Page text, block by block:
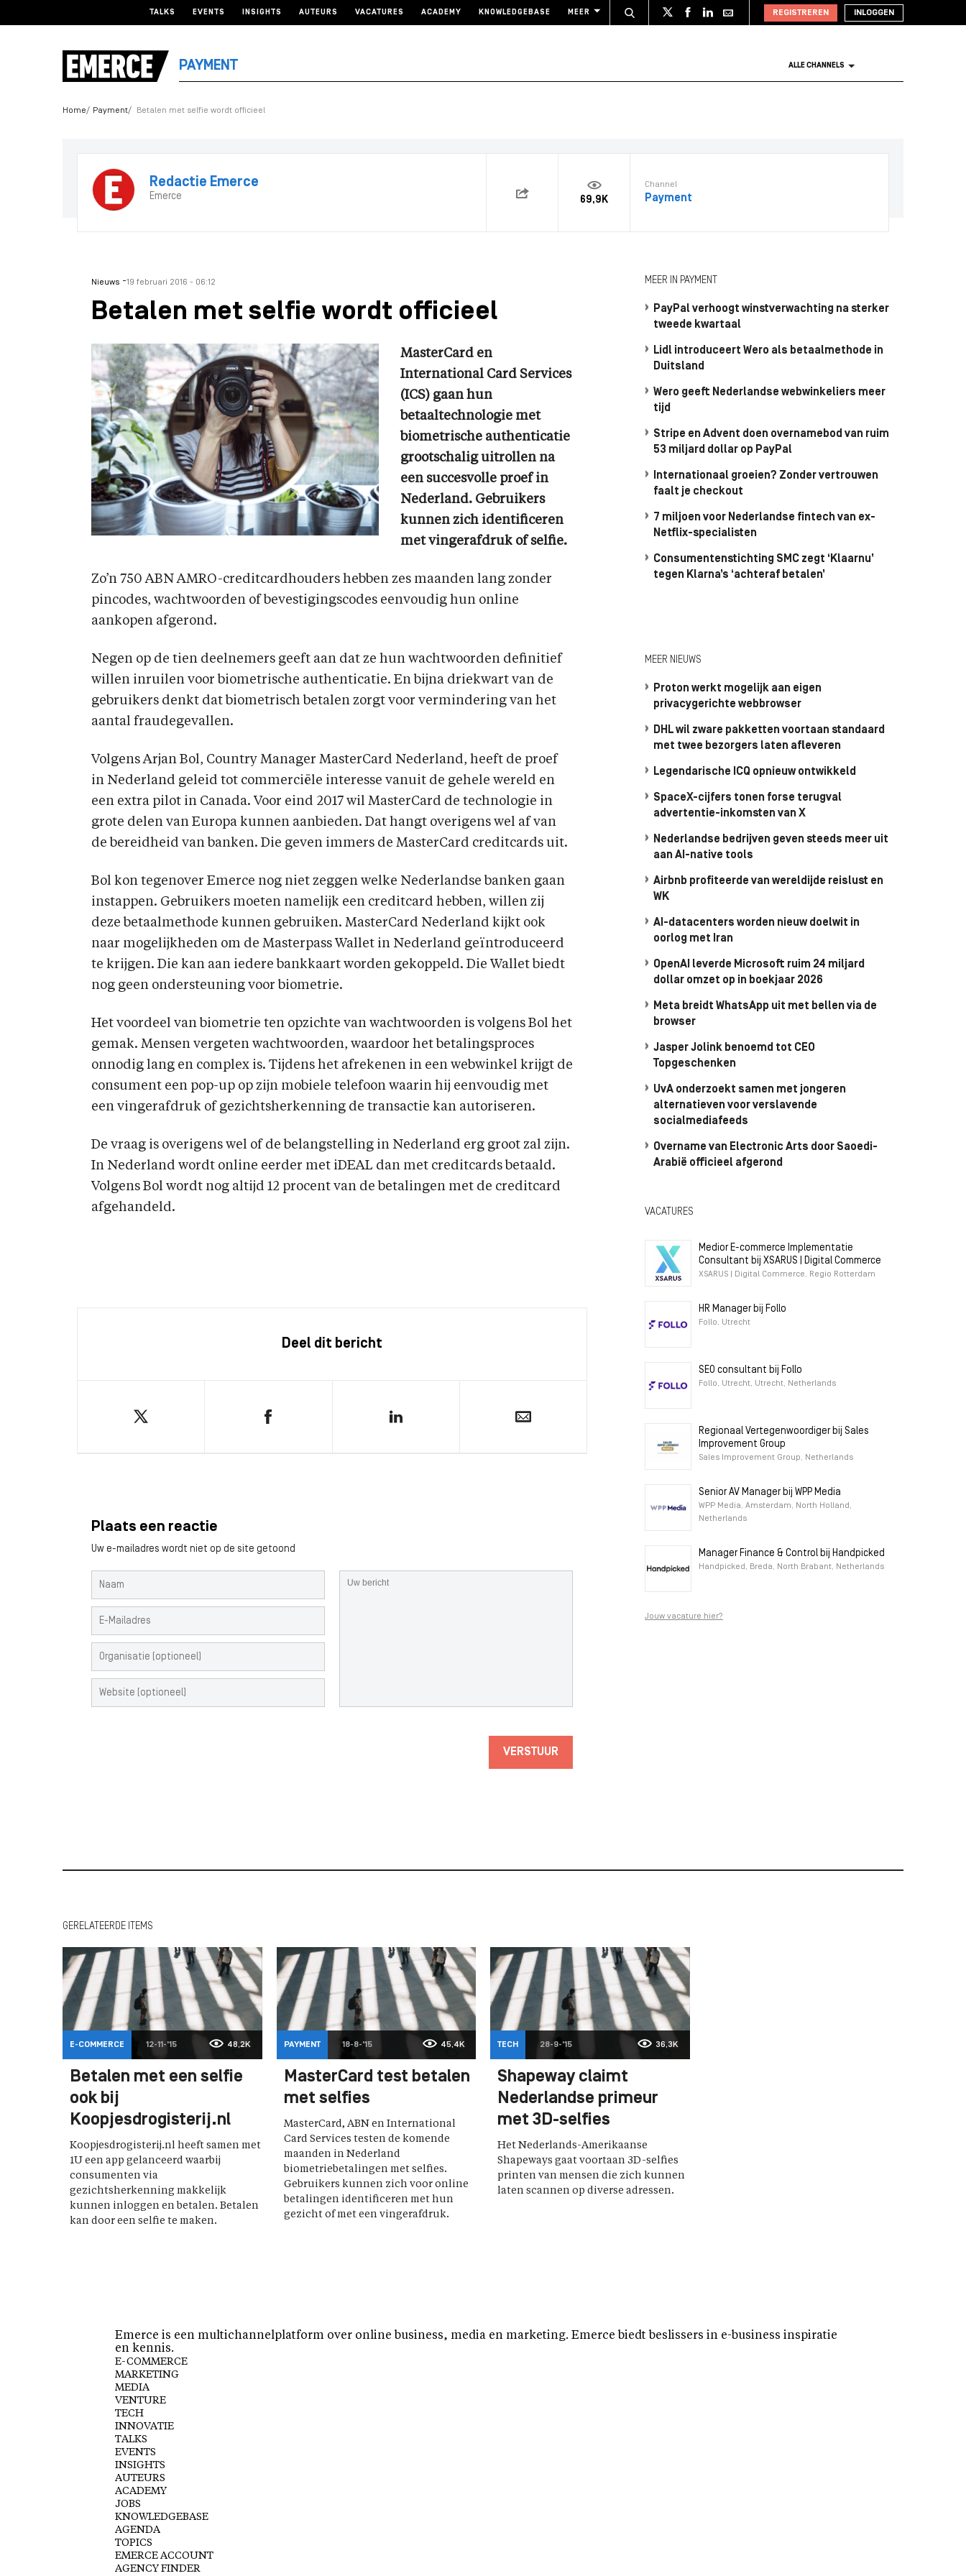
TALKS EVENTS INSIGHTS AUTEURS VACATURES ACADEMY KNOWLEDGEBASE MEER REGISTREREN INLOGGEN
PAYMENT ALLE CHANNELS
Home Payment Betalen met selfie wordt officieel
Redactie Emerce
Emerce 69,9K
Channel
Payment
Nieuws -19 februari 2016 - 06:12
Betalen met selfie wordt officieel
MasterCard en
International Card Services
(ICS) gaan hun
betaaltechnologie met
biometrische authenticatie
grootschalig uitrollen na
een succesvolle proef in
Nederland. Gebruikers
kunnen zich identificeren
met vingerafdruk of selfie.
Zo’n 750 ABN AMRO-creditcardhouders hebben zes maanden lang zonder
pincodes, wachtwoorden of bevestigingscodes eenvoudig hun online
aankopen afgerond.
Negen op de tien deelnemers geeft aan dat ze hun wachtwoorden definitief
willen inruilen voor biometrische authenticatie. En bijna driekwart van de
gebruikers denkt dat biometrisch betalen zorgt voor vermindering van het
aantal fraudegevallen.
Volgens Arjan Bol, Country Manager MasterCard Nederland, heeft de proef
in Nederland geleid tot commerciële interesse vanuit de gehele wereld en
een extra pilot in Canada. Voor eind 2017 wil MasterCard de technologie in
grote delen van Europa kunnen aanbieden. Dat hangt overigens wel af van
de bereidheid van banken. Die geven immers de MasterCard creditcards uit.
Bol kon tegenover Emerce nog niet zeggen welke Nederlandse banken gaan
instappen. Gebruikers moeten namelijk een creditcard hebben, willen zij
deze betaalmethode kunnen gebruiken. MasterCard Nederland kijkt ook
naar mogelijkheden om de Masterpass Wallet in Nederland geïntroduceerd
te krijgen. Die kan aan iedere bankkaart worden gekoppeld. Die Wallet biedt
nog geen ondersteuning voor biometrie.
Het voordeel van biometrie ten opzichte van wachtwoorden is volgens Bol het
gemak. Mensen vergeten wachtwoorden, waardoor het betalingsproces
onnodig lang en complex is. Tijdens het afrekenen in een webwinkel krijgt de
consument een pop-up op zijn mobiele telefoon waarin hij eenvoudig met
een vingerafdruk of gezichtsherkenning de transactie kan autoriseren.
De vraag is overigens wel of de belangstelling in Nederland erg groot zal zijn.
In Nederland wordt online eerder met iDEAL dan met creditcards betaald.
Volgens Bol wordt nog altijd 12 procent van de betalingen met de creditcard
afgehandeld.
Deel dit bericht
Plaats een reactie
Uw e-mailadres wordt niet op de site getoond
VERSTUUR
MEER IN PAYMENT
PayPal verhoogt winstverwachting na sterker
tweede kwartaal
Lidl introduceert Wero als betaalmethode in
Duitsland
Wero geeft Nederlandse webwinkeliers meer
tijd
Stripe en Advent doen overnamebod van ruim
53 miljard dollar op PayPal
Internationaal groeien? Zonder vertrouwen
faalt je checkout
7 miljoen voor Nederlandse fintech van ex-
Netflix-specialisten
Consumentenstichting SMC zegt ‘Klaarnu’
tegen Klarna’s ‘achteraf betalen’
MEER NIEUWS
Proton werkt mogelijk aan eigen
privacygerichte webbrowser
DHL wil zware pakketten voortaan standaard
met twee bezorgers laten afleveren
Legendarische ICQ opnieuw ontwikkeld
SpaceX-cijfers tonen forse terugval
advertentie-inkomsten van X
Nederlandse bedrijven geven steeds meer uit
aan AI-native tools
Airbnb profiteerde van wereldijde reislust en
WK
AI-datacenters worden nieuw doelwit in
oorlog met Iran
OpenAI leverde Microsoft ruim 24 miljard
dollar omzet op in boekjaar 2026
Meta breidt WhatsApp uit met bellen via de
browser
Jasper Jolink benoemd tot CEO
Topgeschenken
UvA onderzoekt samen met jongeren
alternatieven voor verslavende
socialmediafeeds
Overname van Electronic Arts door Saoedi-
Arabië officieel afgerond
VACATURES
Medior E-commerce Implementatie
Consultant bij XSARUS | Digital Commerce
XSARUS | Digital Commerce, Regio Rotterdam
HR Manager bij Follo
Follo, Utrecht
SEO consultant bij Follo
Follo, Utrecht, Utrecht, Netherlands
Regionaal Vertegenwoordiger bij Sales
Improvement Group
Sales Improvement Group, Netherlands
Senior AV Manager bij WPP Media
WPP Media, Amsterdam, North Holland,
Netherlands
Manager Finance & Control bij Handpicked
Handpicked, Breda, North Brabant, Netherlands
Jouw vacature hier?
GERELATEERDE ITEMS
E-COMMERCE 12-11-'15 48,2K
Betalen met een selfie
ook bij
Koopjesdrogisterij.nl
Koopjesdrogisterij.nl heeft samen met
1U een app gelanceerd waarbij
consumenten via
gezichtsherkenning makkelijk
kunnen inloggen en betalen. Betalen
kan door een selfie te maken.
PAYMENT 18-8-'15 45,4K
MasterCard test betalen
met selfies
MasterCard, ABN en International
Card Services testen de komende
maanden in Nederland
biometriebetalingen met selfies.
Gebruikers kunnen zich voor online
betalingen identificeren met hun
gezicht of met een vingerafdruk.
TECH 28-9-'15 36,3K
Shapeway claimt
Nederlandse primeur
met 3D-selfies
Het Nederlands-Amerikaanse
Shapeways gaat voortaan 3D-selfies
printen van mensen die zich kunnen
laten scannen op diverse adressen.
Emerce is een multichannelplatform over online business, media en marketing. Emerce biedt beslissers in e-business inspiratie
en kennis.
E-COMMERCE
MARKETING
MEDIA
VENTURE
TECH
INNOVATIE
TALKS
EVENTS
INSIGHTS
AUTEURS
ACADEMY
JOBS
KNOWLEDGEBASE
AGENDA
TOPICS
EMERCE ACCOUNT
AGENCY FINDER